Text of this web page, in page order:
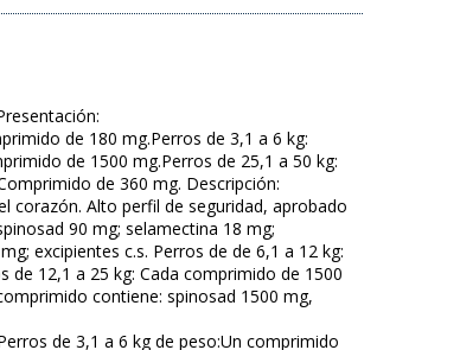
de 180 mg.Perros de 3,1 a 6 kg:
de 1500 mg.Perros de 25,1 a 50 kg:
de 360 mg. Descripción:
corazón. Alto perfil de seguridad, aprobado
90 mg; selamectina 18 mg;
excipientes c.s. Perros de de 6,1 a 12 kg:
de 12,1 a 25 kg: Cada comprimido de 1500
contiene: spinosad 1500 mg,
de 3,1 a 6 kg de peso:Un comprimido